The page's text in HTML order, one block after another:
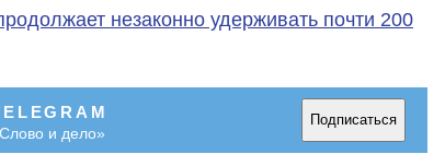
незаконно удерживать почти 200
и дело»
Подписаться